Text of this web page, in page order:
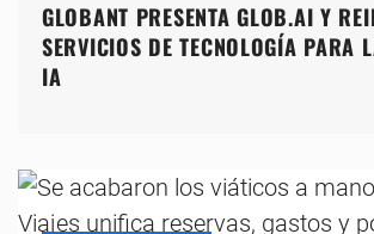
GLOBANT PRESENTA GLOB.AI Y
SERVICIOS DE TECNOLOGÍA PARA
IA